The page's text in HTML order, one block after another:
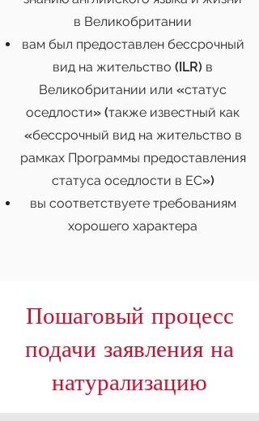
в Великобритании
вам был предоставлен бессрочный
вид на жительство (ILR) в
Великобритании или «статус
оседлости» (также известный как
«бессрочный вид на жительство в
рамках Программы предоставления
статуса оседлости в ЕС»)
вы соответствуете требованиям
хорошего характера
Пошаговый процесс
подачи заявления на
натурализацию